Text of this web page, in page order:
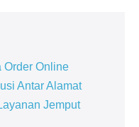
Order Online
Antar Alamat
Jemput